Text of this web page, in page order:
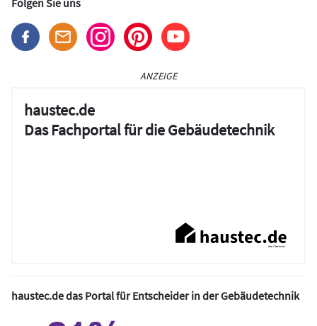
ANZEIGE
haustec.de
Das Fachportal für die Gebäudetechnik
haustec.de das Portal für Entscheider in der Gebäudetechnik